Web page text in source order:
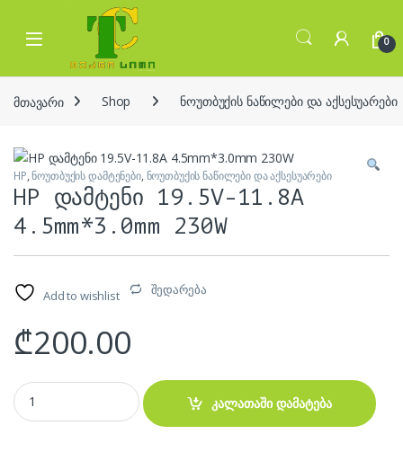
Skip to navigation
Skip to content
Open 0
მთავარი Shop ნოუთბუქის ნაწილები და აქსესუარები
HP,ნოუთბუქის დამტენები, ნოუთბუქის ნაწილები და აქსესუარები
HP დამტენი 19.5V-11.8A
4.5mm*3.0mm 230W
Add to wishlist შედარება
₾200.00
HP დამტენი 19.5V-11.8A 4.5mm*3.0mm 230W quantity
კალათაში დამატება